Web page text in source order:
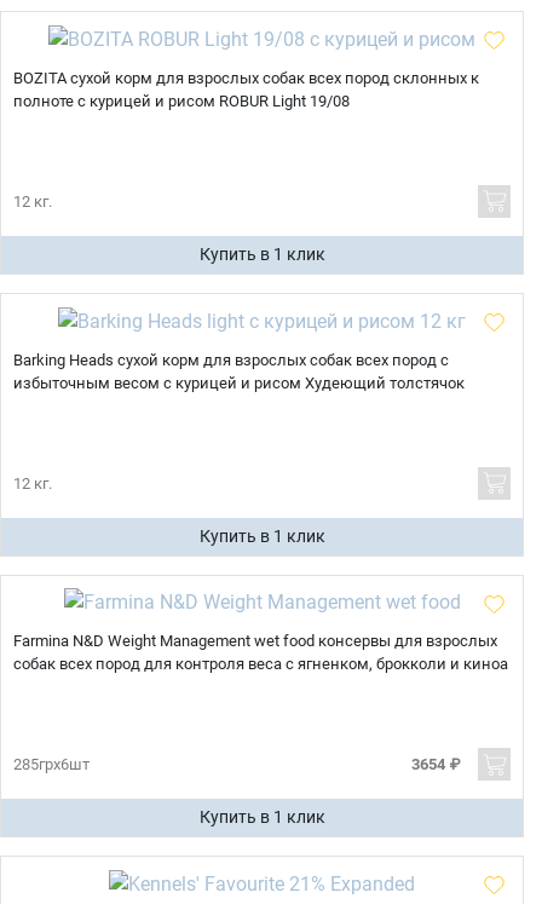
BOZITA сухой корм для взрослых собак всех пород склонных к
полноте с курицей и рисом ROBUR Light 19/08
12 кг.
Купить в 1 клик
Barking Heads сухой корм для взрослых собак всех пород с
избыточным весом с курицей и рисом Худеющий толстячок
12 кг.
Купить в 1 клик
Farmina N&D Weight Management wet food консервы для взрослых
собак всех пород для контроля веса с ягненком, брокколи и киноа
285грх6шт 3654 ₽
Купить в 1 клик